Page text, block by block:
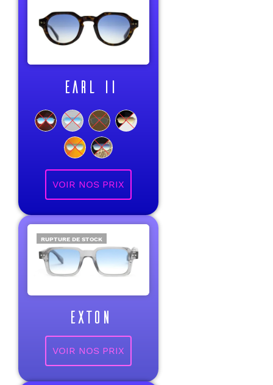
EARL II
VOIR NOS PRIX
RUPTURE DE STOCK
EXTON
VOIR NOS PRIX